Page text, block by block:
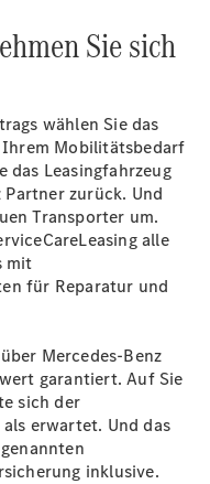
Sie sich
wählen Sie das
Mobilitätsbedarf
das Leasingfahrzeug
zurück. Und
Transporter um.
alle
mit
für Reparatur und
Mercedes-Benz
garantiert. Auf Sie
sich der
erwartet. Und das
inklusive.